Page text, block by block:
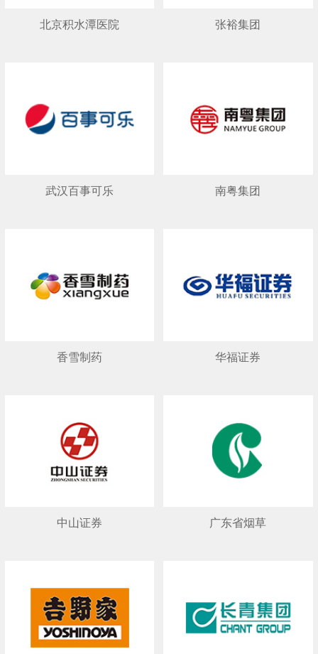
北京积水潭医院 张裕集团
武汉百事可乐 南粤集团
香雪制药 华福证券
中山证券 广东省烟草